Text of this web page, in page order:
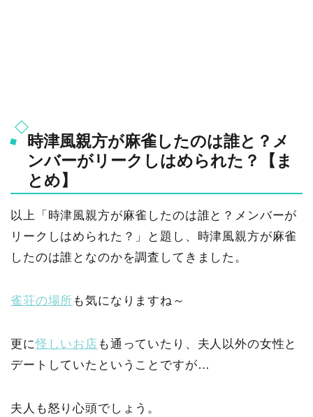
時津風親方が麻雀したのは誰と？メ
ンバーがリークしはめられた？【ま
とめ】
以上「時津風親方が麻雀したのは誰と？メンバーが
リークしはめられた？」と題し、時津風親方が麻雀
したのは誰となのかを調査してきました。
雀荘の場所 も気になりますね～
更に怪しいお店 も通っていたり、夫人以外の女性と
デートしていたということですが…
夫人も怒り心頭でしょう。